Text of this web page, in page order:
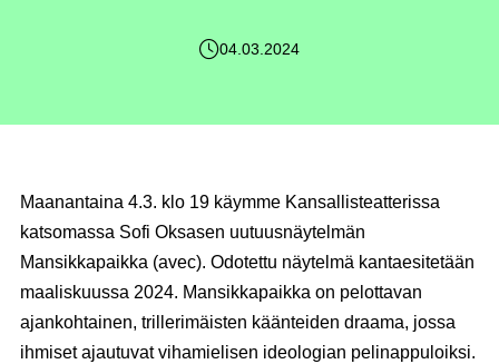
04.03.2024
Maanantaina 4.3. klo 19 käymme Kansallisteatterissa
katsomassa Sofi Oksasen uutuusnäytelmän
Mansikkapaikka (avec). Odotettu näytelmä kantaesitetään
maaliskuussa 2024. Mansikkapaikka on pelottavan
ajankohtainen, trillerimäisten käänteiden draama, jossa
ihmiset ajautuvat vihamielisen ideologian pelinappuloiksi.